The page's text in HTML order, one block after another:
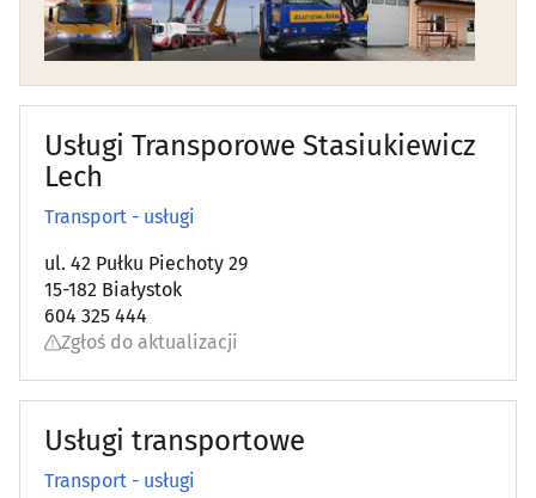
Usługi Transporowe Stasiukiewicz
Lech
Transport - usługi
ul. 42 Pułku Piechoty 29
15-182 Białystok
604 325 444
Zgłoś do aktualizacji
Usługi transportowe
Transport - usługi